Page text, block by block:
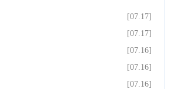
[07.17]
[07.17]
[07.16]
[07.16]
[07.16]